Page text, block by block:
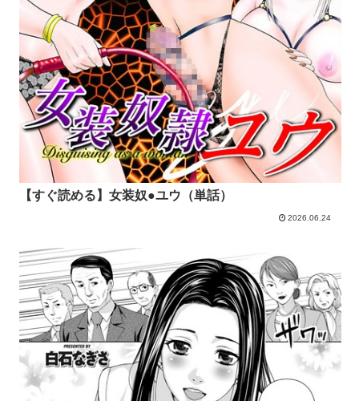
【すぐ読める】女装奴●ユウ（単話）
2026.06.24